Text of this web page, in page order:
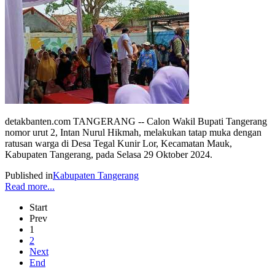
detakbanten.com TANGERANG -- Calon Wakil Bupati Tangerang
nomor urut 2, Intan Nurul Hikmah, melakukan tatap muka dengan
ratusan warga di Desa Tegal Kunir Lor, Kecamatan Mauk,
Kabupaten Tangerang, pada Selasa 29 Oktober 2024.
Published inKabupaten Tangerang
Read more...
Start
Prev
1
2
Next
End